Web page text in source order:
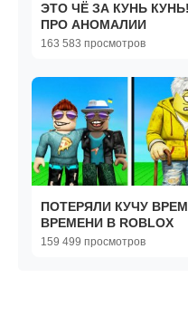
ЭТО ЧЁ ЗА КУНЬ
ПРО АНОМАЛИИ
163 583 просмотров
ПОТЕРЯЛИ КУЧУ
ВРЕМЕНИ В ROBLOX
159 499 просмотров